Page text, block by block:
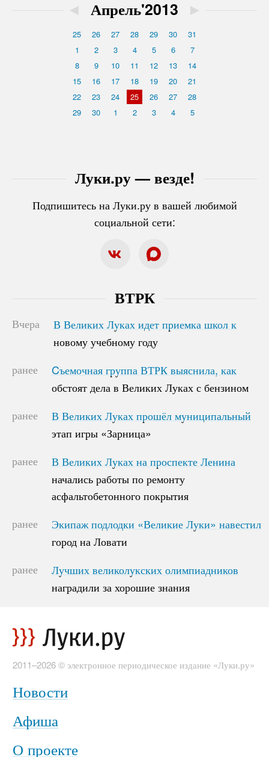
Луки.ру — везде!
Подпишитесь на Луки.ру в вашей любимой
социальной сети:
◄ Апрель'2013 ►
25 26 27 28 29 30
31
1
2 3 4 5 6
7
8
9 10 11 12 13
14
15
16 17 18 19 20
21
22
23 24 25 26 27
28
29
30 1 2 3 4 5
ВТРК
Вчера
В Великих Луках идет приемка школ к
новому учебному году
В Великих Луках идет приемка школ к
новому учебному году
ранее
Cъемочная группа ВТРК выяснила, как
обстоят дела в Великих Луках с бензином
Cъемочная группа ВТРК выяснила, как
обстоят дела в Великих Луках с бензином
ранее
В Великих Луках прошёл муниципальный
этап игры «Зарница»
В Великих Луках прошёл муниципальный
этап игры «Зарница»
ранее
В Великих Луках на проспекте Ленина
начались работы по ремонту
асфальтобетонного покрытия
В Великих Луках на проспекте Ленина
начались работы по ремонту
асфальтобетонного покрытия
ранее
Экипаж подлодки «Великие Луки» навестил
город на Ловати
Экипаж подлодки «Великие Луки» навестил
город на Ловати
ранее
Лучших великолукских олимпиадников
наградили за хорошие знания
Лучших великолукских олимпиадников
наградили за хорошие знания
2011–2026 © электронное периодическое издание «Луки.ру»
Новости
Афиша
О проекте